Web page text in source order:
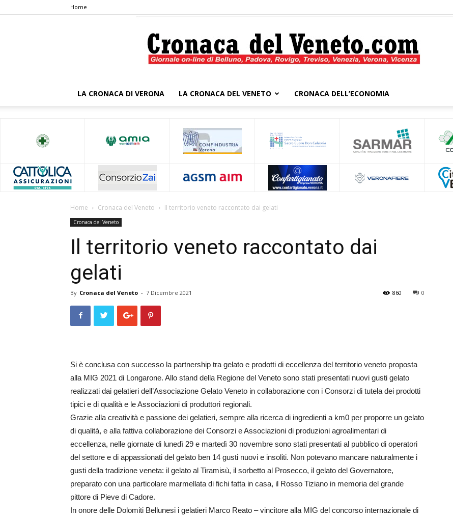
Home
Veneto
LA CRONACA DI VERONA LA CRONACA DEL VENETO CRONACA DELL’ECONOMIA
Home Cronaca del Veneto Il territorio veneto raccontato dai gelati
Cronaca del Veneto
Il territorio veneto raccontato dai
gelati
By Cronaca del Veneto - 7 Dicembre 2021 0
860
Si è conclusa con successo la partnership tra gelato e prodotti di eccellenza del territorio veneto proposta
alla MIG 2021 di Longarone. Allo stand della Regione del Veneto sono stati presentati nuovi gusti gelato
realizzati dai gelatieri dell’Associazione Gelato Veneto in collaborazione con i Consorzi di tutela dei prodotti
tipici e di qualità e le Associazioni di produttori regionali.
Grazie alla creatività e passione dei gelatieri, sempre alla ricerca di ingredienti a km0 per proporre un gelato
di qualità, e alla fattiva collaborazione dei Consorzi e Associazioni di produzioni agroalimentari di
eccellenza, nelle giornate di lunedì 29 e martedì 30 novembre sono stati presentati al pubblico di operatori
del settore e di appassionati del gelato ben 14 gusti nuovi e insoliti. Non potevano mancare naturalmente i
gusti della tradizione veneta: il gelato al Tiramisù, il sorbetto al Prosecco, il gelato del Governatore,
preparato con una particolare marmellata di fichi fatta in casa, il Rosso Tiziano in memoria del grande
pittore di Pieve di Cadore.
In onore delle Dolomiti Bellunesi i gelatieri Marco Reato – vincitore alla MIG del concorso internazionale di